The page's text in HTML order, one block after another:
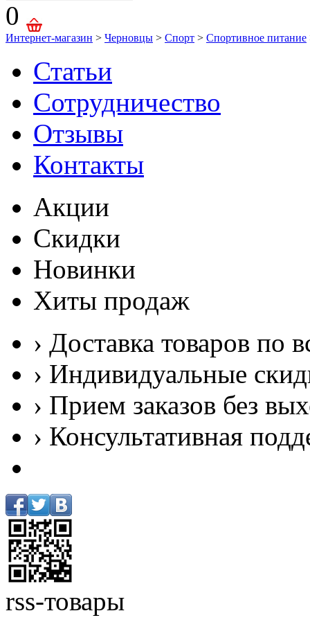
0
Интернет-магазин > Черновцы > Спорт > Спортивное питание
Статьи
Сотрудничество
Отзывы
Контакты
Акции
Скидки
Новинки
Хиты продаж
› Доставка товаров по
› Индивидуальные
› Прием заказов без
› Консультативная
rss-товары